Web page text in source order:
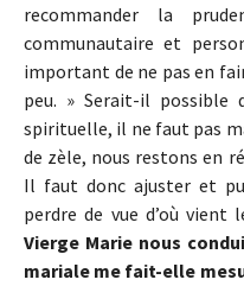
recommander la
communautaire et
important de ne pas en
peu. » Serait-il
spirituelle, il ne faut pas
de zèle, nous restons en
Il faut donc ajuster et
perdre de vue d’où vient
Vierge Marie nous
mariale me fait-elle